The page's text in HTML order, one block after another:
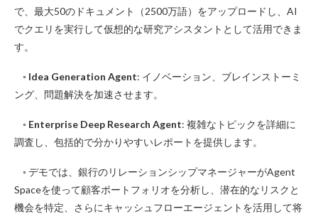
で、最大50のドキュメント（2500万語）をアップロードし、AI
でクエリを実行して仮想的な研究アシスタントとして活用できま
す。
◦ Idea Generation Agent: イノベーション、ブレインストーミ
ング、問題解決を加速させます。
◦ Enterprise Deep Research Agent: 複雑なトピックを詳細に
調査し、包括的で分かりやすいレポートを提供します。
◦ デモでは、銀行のリレーションシップマネージャーがAgent
Spaceを使って顧客ポートフォリオを分析し、潜在的なリスクと
機会を特定、さらにキャッシュフローエージェントを活用して将